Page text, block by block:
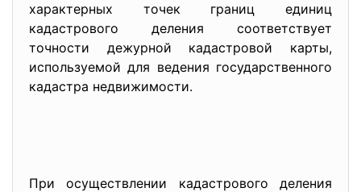
характерных точек границ единиц
кадастрового деления соответствует
точности дежурной кадастровой карты,
используемой для ведения государственного
кадастра недвижимости.
При осуществлении кадастрового деления